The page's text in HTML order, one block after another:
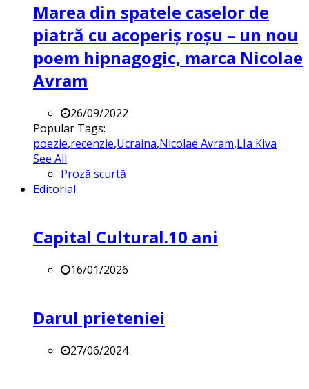
Marea din spatele caselor de
piatră cu acoperiș roșu – un nou
poem hipnagogic, marca Nicolae
Avram
26/09/2022
Popular Tags:
poezie,recenzie,Ucraina,Nicolae Avram,LIa Kiva
See All
Proză scurtă
Editorial
Capital Cultural.10 ani
16/01/2026
Darul prieteniei
27/06/2024